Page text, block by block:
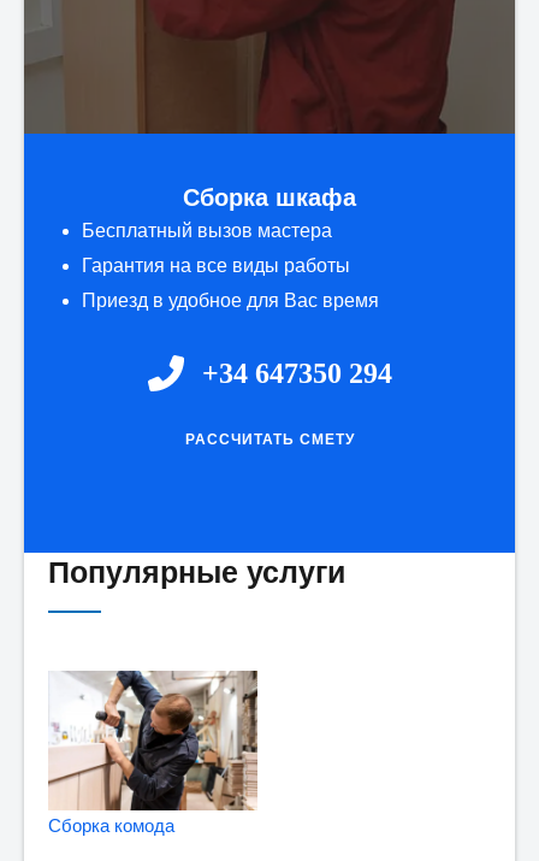
Сборка шкафа
Бесплатный вызов мастера
Гарантия на все виды работы
Приезд в удобное для Вас время
+34 647350 294
РАССЧИТАТЬ СМЕТУ
Популярные услуги
Сборка комода